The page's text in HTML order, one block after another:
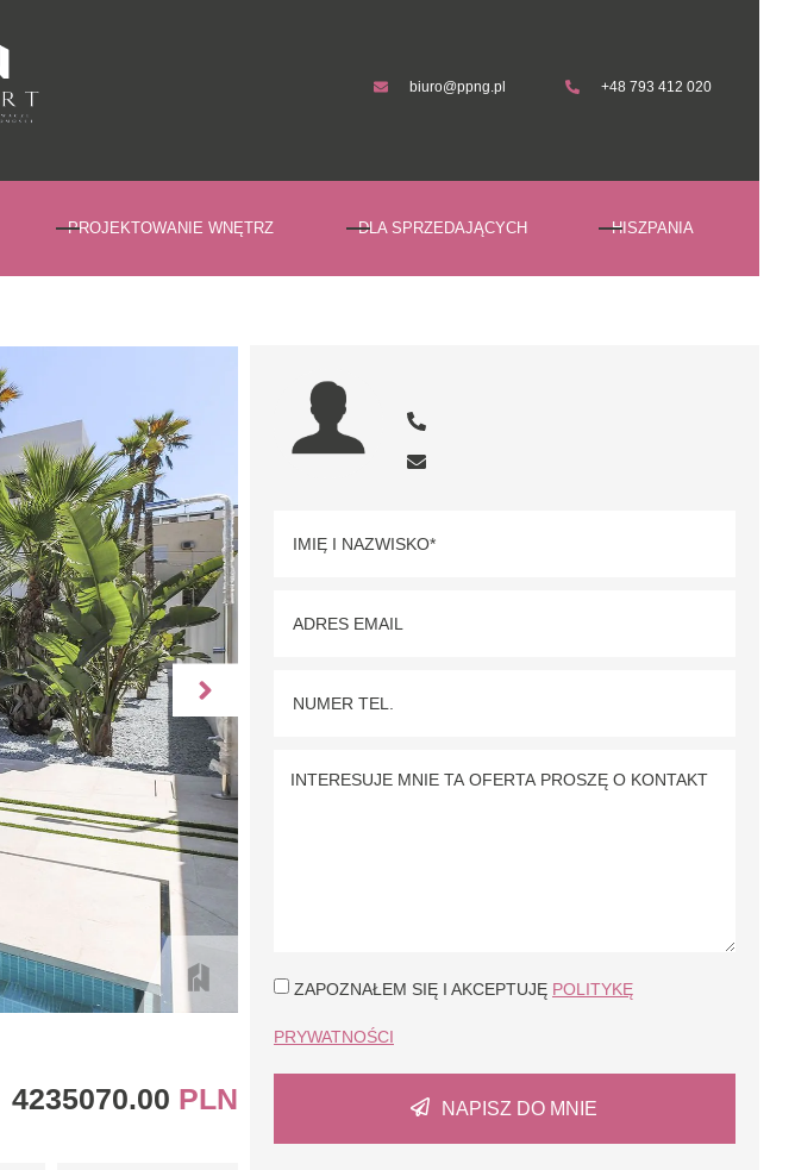
biuro@ppng.pl +48 793 412 020
PROJEKTOWANIE WNĘTRZ DLA SPRZEDAJĄCYCH HISZPANIA
ZAPOZNAŁEM SIĘ I AKCEPTUJĘ POLITYKĘ
PRYWATNOŚCI
NAPISZ DO MNIE
4235070.00 PLN